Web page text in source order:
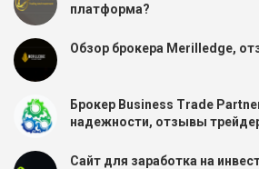
платформа?
Обзор брокера Merilledge,
Брокер Business Trade
надежности, отзывы
Сайт для заработка на